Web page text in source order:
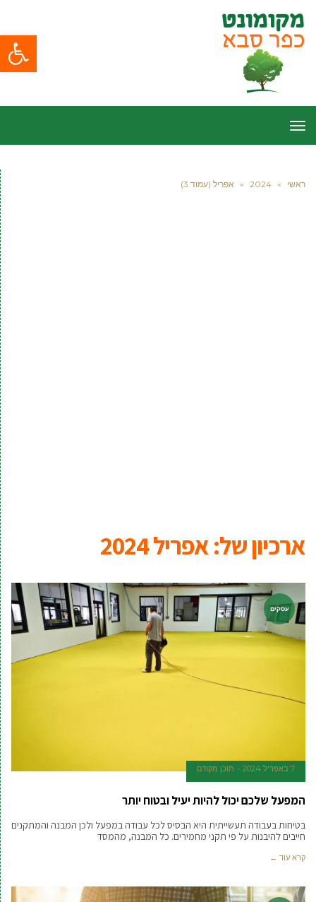
פתח
תפריט
ראשי »
2024
» אפריל (עמוד 3)
ארכיון של:אפריל 2024
עסקים
7 באפריל 2024 תוכן מקודם
המפעל שלכם יכול להיות יעיל ובטוח יותר
בטיחות בעבודה תעשייתית היא הבסיס לכל עבודה במפעל ולכן המבנה והמתקנים
חייבים להיבנות על פי תקני מחמירים. כל המבנה, מהמסד
קרא עוד ←